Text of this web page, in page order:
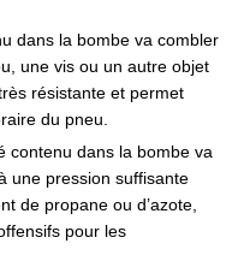
dans la bombe va combler
une vis ou un autre objet
résistante et permet
du pneu.
contenu dans la bombe va
une pression suffisante
de propane ou d’azote,
pour les